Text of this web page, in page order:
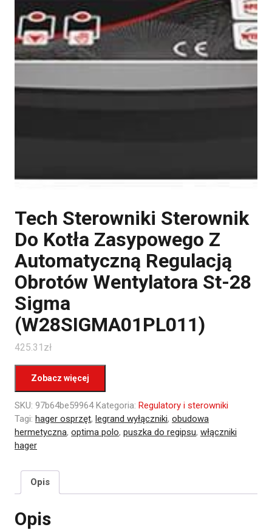
Tech Sterowniki Sterownik
Do Kotła Zasypowego Z
Automatyczną Regulacją
Obrotów Wentylatora St-28
Sigma
(W28SIGMA01PL011)
425.31 zł
Zobacz więcej
SKU: 97b64be59964 Kategoria: Regulatory i sterowniki
Tagi: hager osprzęt, legrand wyłączniki, obudowa
hermetyczna, optima polo, puszka do regipsu, włączniki
hager
Opis
Opis